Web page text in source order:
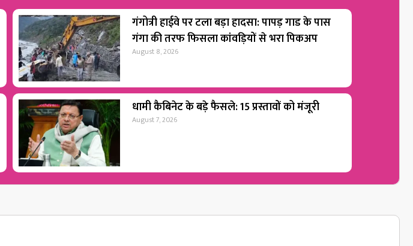
गंगोत्री हाईवे पर टला बड़ा हादसा: पापड़ गाड के पास
गंगा की तरफ फिसला कांवड़ियों से भरा पिकअप
August 8, 2026
धामी कैबिनेट के बड़े फैसले: 15 प्रस्तावों को मंजूरी
August 7, 2026